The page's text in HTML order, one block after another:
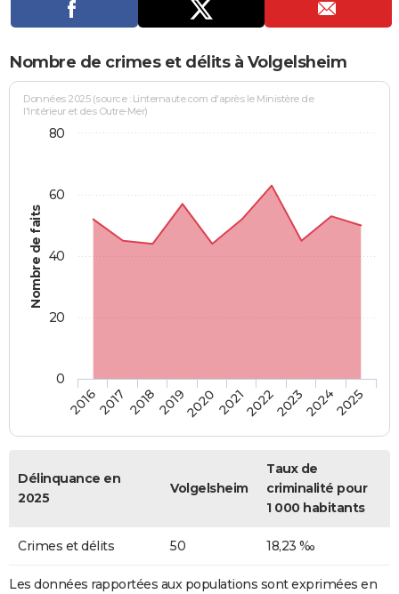
Se connecter
Entreprises
Service militaire
Avis de recherche
AVIS DE DÉCÈS
Bricolage
Lifestyle
Culture
Sport
Auto
Television
Voyage
Cinema
Nombre de crimes et délits à Volgelsheim
Nombre de faits
Données 2025 (source : Linternaute.com d'après le Ministère de
l'Intérieur et des Outre-Mer)
20162017 20182019202020212022202320242025
0
20
40
60
80
Délinquance en
2025
Volgelsheim
Taux de
criminalité pour
1 000 habitants
Crimes et délits 50 18,23 ‰
Les données rapportées aux populations sont exprimées en